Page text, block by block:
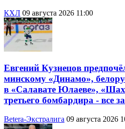
КХЛ 09 августа 2026 11:00
Евгений Кузнецов
минскому «Динамо»,
в «Салавате Юлаеве»,
третьего бомбардира - все
Betera-Экстралига 09 августа 2026